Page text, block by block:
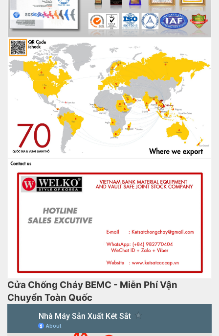
Cửa Chống Cháy BEMC - Miễn Phí Vận
Chuyển Toàn Quốc